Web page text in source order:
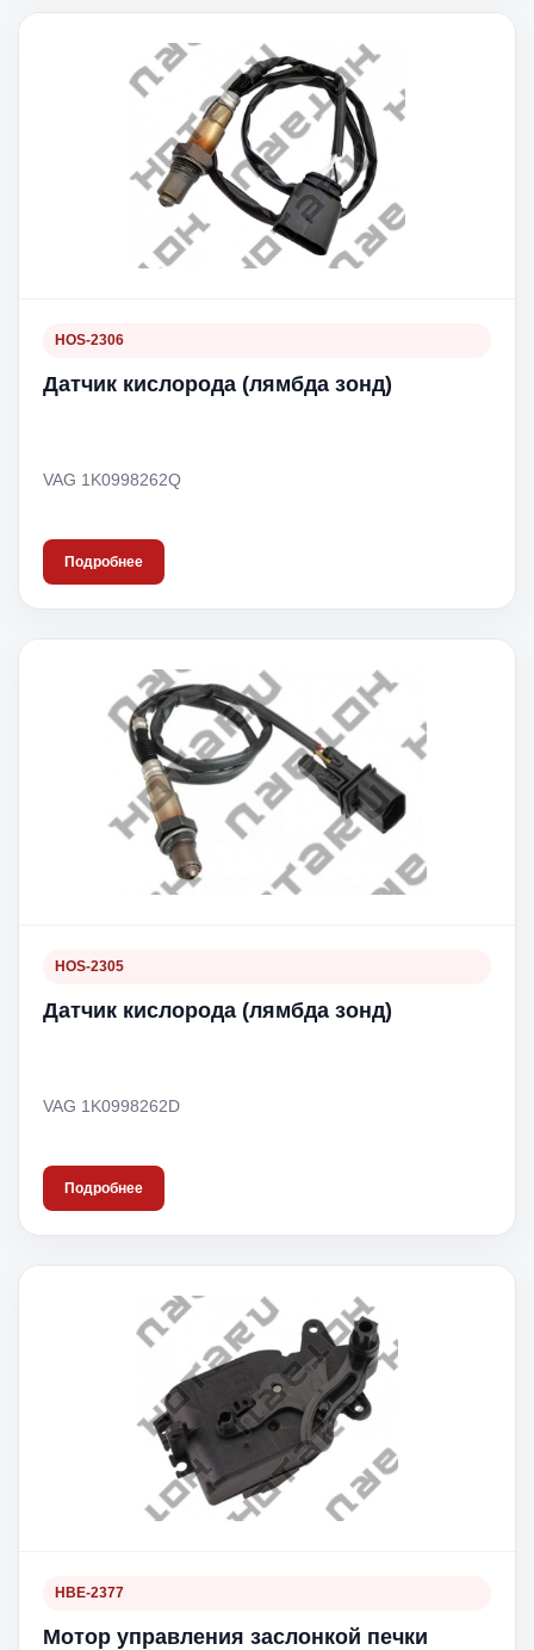
HOS-2306
Датчик кислорода (лямбда зонд)
VAG 1K0998262Q
Подробнее
HOS-2305
Датчик кислорода (лямбда зонд)
VAG 1K0998262D
Подробнее
HBE-2377
Мотор управления заслонкой печки